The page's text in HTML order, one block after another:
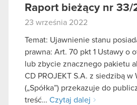
Raport bieżący nr 33/
23 września 2022
Temat: Ujawnienie stanu
prawna: Art. 70 pkt 1 Ustawy o
lub zbycie znacznego pakietu
CD PROJEKT S.A. z siedzibą w
(„Spółka”) przekazuje do
treść… Czytaj dalej